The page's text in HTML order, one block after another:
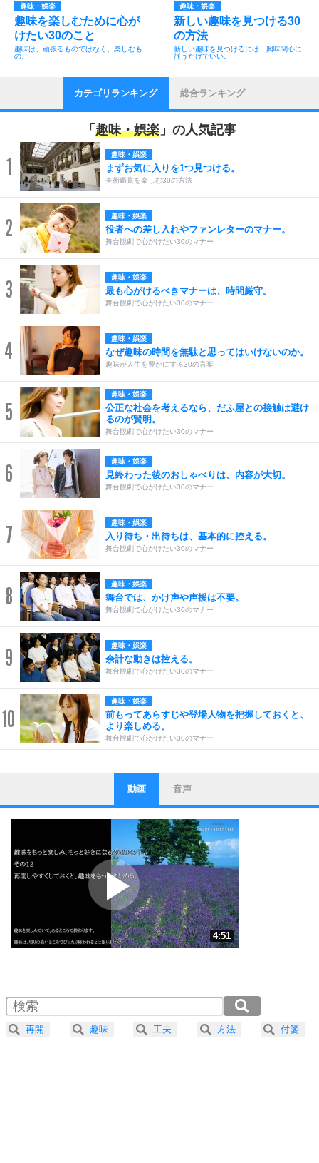
趣味・娯楽
趣味を楽しむために心が
けたい30のこと
趣味は、頑張るものではなく、楽しむも
の。
趣味・娯楽
新しい趣味を見つける30
の方法
新しい趣味を見つけるには、興味関心に
従うだけでいい。
カテゴリランキング 総合ランキング
「 趣味・娯楽 」の人気記事
1 趣味・娯楽
まずお気に入りを1つ見つける。
美術鑑賞を楽しむ30の方法
2 趣味・娯楽
役者への差し入れやファンレターのマナー。
舞台観劇で心がけたい30のマナー
3 趣味・娯楽
最も心がけるべきマナーは、時間厳守。
舞台観劇で心がけたい30のマナー
4 趣味・娯楽
なぜ趣味の時間を無駄と思ってはいけないのか。
趣味が人生を豊かにする30の言葉
5
趣味・娯楽
公正な社会を考えるなら、だふ屋との接触は避け
るのが賢明。
舞台観劇で心がけたい30のマナー
6 趣味・娯楽
見終わった後のおしゃべりは、内容が大切。
舞台観劇で心がけたい30のマナー
7 趣味・娯楽
入り待ち・出待ちは、基本的に控える。
舞台観劇で心がけたい30のマナー
8 趣味・娯楽
舞台では、かけ声や声援は不要。
舞台観劇で心がけたい30のマナー
9 趣味・娯楽
余計な動きは控える。
舞台観劇で心がけたい30のマナー
10
趣味・娯楽
前もってあらすじや登場人物を把握しておくと、
より楽しめる。
舞台観劇で心がけたい30のマナー
1
ストレス対策
他人と比べない。
いっそのこと、他人を見ない。
いらいらしない人になる30の方法
プラス思考
ポジティブになれない原因は、行動しないから。
ポジティブ思考になる30の方法
ストレス対策
人生、なんとかなるもの。
気楽に生きる30の方法
4 器の大きい人は、怒りを優しさで表現する。
プラス思考
動画 音声
4:51
2.0倍速 （571KB 2分25秒）
2.5倍速 （457KB 1分56秒）
3.0倍速 （381KB 1分37秒）
再開 趣味 工夫 方法 付箋